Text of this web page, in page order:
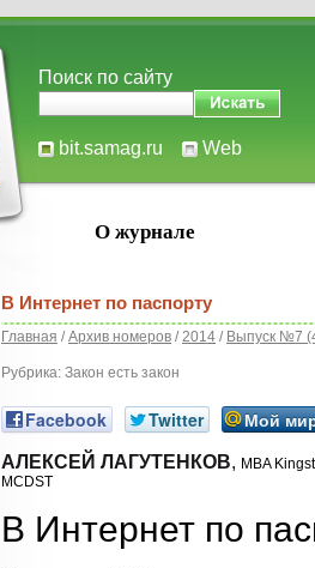
Поиск по сайту
bit.samag.ru Web
О журнале
В Интернет по паспорту
Главная /Архив номеров /2014 / Выпуск №7
Рубрика: Закон есть закон
Facebook Twitter Мой
АЛЕКСЕЙ ЛАГУТЕНКОВ, MBA
MCDST
В Интернет по